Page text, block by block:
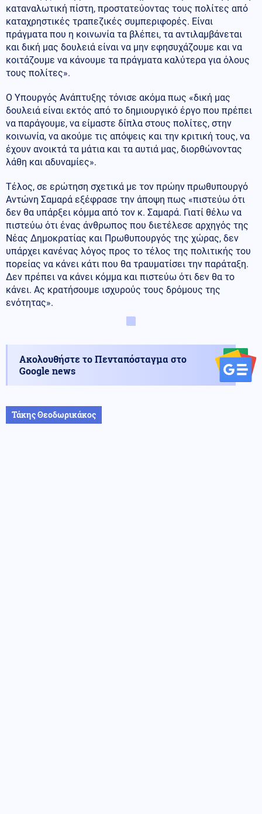
καταναλωτική πίστη, προστατεύοντας τους πολίτες από
καταχρηστικές τραπεζικές συμπεριφορές. Είναι
πράγματα που η κοινωνία τα βλέπει, τα αντιλαμβάνεται
και δική μας δουλειά είναι να μην εφησυχάζουμε και να
κοιτάζουμε να κάνουμε τα πράγματα καλύτερα για όλους
τους πολίτες».
Ο Υπουργός Ανάπτυξης τόνισε ακόμα πως «δική μας
δουλειά είναι εκτός από το δημιουργικό έργο που πρέπει
να παράγουμε, να είμαστε δίπλα στους πολίτες, στην
κοινωνία, να ακούμε τις απόψεις και την κριτική τους, να
έχουν ανοικτά τα μάτια και τα αυτιά μας, διορθώνοντας
λάθη και αδυναμίες».
Τέλος, σε ερώτηση σχετικά με τον πρώην πρωθυπουργό
Αντώνη Σαμαρά εξέφρασε την άποψη πως «πιστεύω ότι
δεν θα υπάρξει κόμμα από τον κ. Σαμαρά. Γιατί θέλω να
πιστεύω ότι ένας άνθρωπος που διετέλεσε αρχηγός της
Νέας Δημοκρατίας και Πρωθυπουργός της χώρας, δεν
υπάρχει κανένας λόγος προς το τέλος της πολιτικής του
πορείας να κάνει κάτι που θα τραυματίσει την παράταξη.
Δεν πρέπει να κάνει κόμμα και πιστεύω ότι δεν θα το
κάνει. Ας κρατήσουμε ισχυρούς τους δρόμους της
ενότητας».
Ακολουθήστε το Πενταπόσταγμα στο
Google news
Τάκης Θεοδωρικάκος